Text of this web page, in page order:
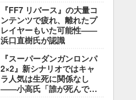
『FF7 リバース』の大量コ
ンテンツで疲れ、離れたプ
レイヤーもいた可能性――
浜口直樹氏が認識
『スーパーダンガンロンパ
2×2』新シナリオではキャ
ラ人気は生死に関係なし
――小高氏「誰が死んでも